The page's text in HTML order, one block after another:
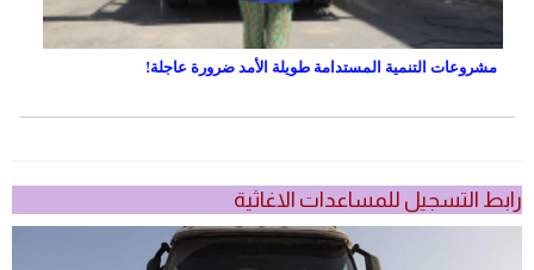
مشروعات التنمية المستدامة طويلة الأمد ضرورة عاجلة!
رابط التسجيل للمساعدات الاغاثية